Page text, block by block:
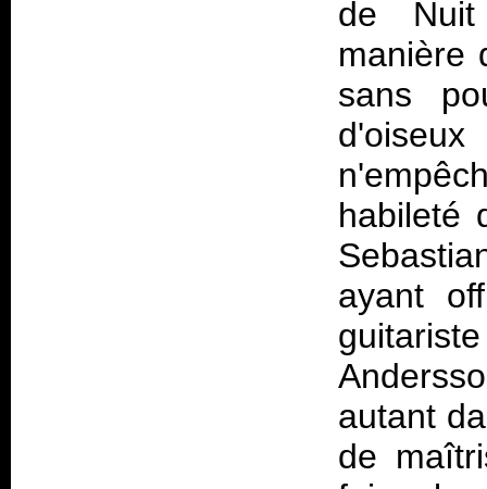
de Nuit
manière
sans
habileté
ayant
autant
de